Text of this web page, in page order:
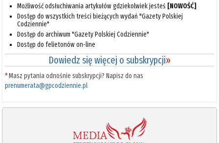
Możliwość odsłuchiwania artykułów gdziekolwiek jesteś [NOWOŚĆ]
Dostęp do wszystkich treści bieżących wydań "Gazety Polskiej
Codziennie"
Dostęp do archiwum "Gazety Polskiej Codziennie"
Dostęp do felietonów on-line
Dowiedz się więcej o subskrypcji»
*Masz pytania odnośnie subskrypcji? Napisz do nas
prenumerata@gpcodziennie.pl